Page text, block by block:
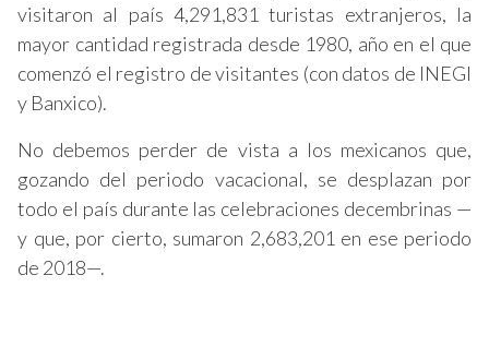
visitaron al país 4,291,831 turistas extranjeros, la
mayor cantidad registrada desde 1980, año en el que
comenzó el registro de visitantes (con datos de INEGI
y Banxico).
No debemos perder de vista a los mexicanos que,
gozando del periodo vacacional, se desplazan por
todo el país durante las celebraciones decembrinas —
y que, por cierto, sumaron 2,683,201 en ese periodo
de 2018—.